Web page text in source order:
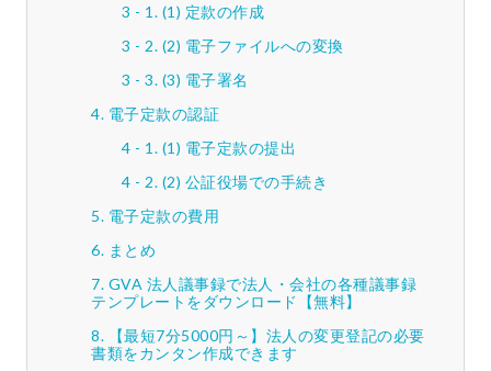
(1) 定款の作成
(2) 電子ファイルへの変換
(3) 電子署名
電子定款の認証
(1) 電子定款の提出
(2) 公証役場での手続き
電子定款の費用
まとめ
GVA 法人議事録で法人・会社の各種議事録
テンプレートをダウンロード【無料】
【最短7分5000円～】法人の変更登記の必要
書類をカンタン作成できます